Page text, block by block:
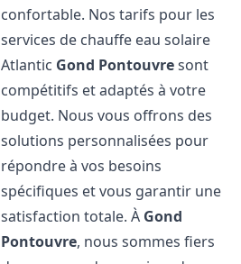
confortable. Nos tarifs pour les
services de chauffe eau solaire
Atlantic Gond Pontouvresont
compétitifs et adaptés à votre
budget. Nous vous offrons des
solutions personnalisées pour
répondre à vos besoins
spécifiques et vous garantir une
satisfaction totale. À Gond
Pontouvre, nous sommes fiers